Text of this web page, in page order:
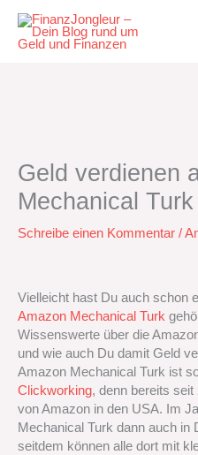
Inhalt
springen
Geld verdienen
Mechanical Turk
Schreibe einen Kommentar /
Vielleicht hast Du auch schon
Amazon Mechanical Turk
Wissenswerte über die
und wie auch Du damit Geld
Amazon Mechanical Turk ist
Clickworking, denn bereits
von Amazon in den USA. Im
Mechanical Turk dann auch in
seitdem können alle dort mit